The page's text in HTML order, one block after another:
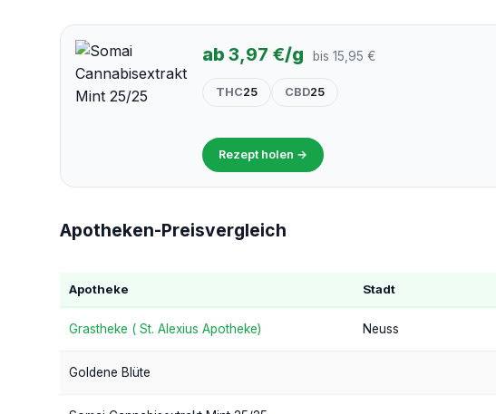
ab 3,97 €/g bis 15,95 €
THC25 CBD25
Rezept holen →
Apotheken-Preisvergleich
Apotheke Stadt
Grastheke ( St. Alexius Apotheke) Neuss
Goldene Blüte